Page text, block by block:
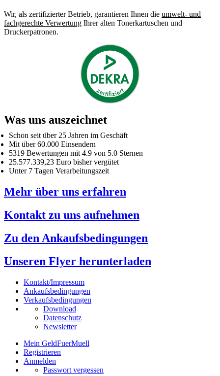
Wir, als zertifizierter Betrieb, garantieren Ihnen die umwelt- und
fachgerechte Verwertung Ihrer alten Tonerkartuschen und
Druckerpatronen.
Was uns auszeichnet
Schon seit über 25 Jahren im Geschäft
Mit über 60.000 Einsendern
5319 Bewertungen mit 4.9 von 5.0 Sternen
25.577.339,23 Euro bisher vergütet
Unter 7 Tagen Verarbeitungszeit
Mehr über uns erfahren
Kontakt zu uns aufnehmen
Zu den Ankaufsbedingungen
Unseren Flyer herunterladen
Kontakt/Impressum
Ankaufsbedingungen
Verkaufsbedingungen
Download
Datenschutz
Newsletter
Mein GeldFuerMuell
Registrieren
Anmelden
Passwort vergessen